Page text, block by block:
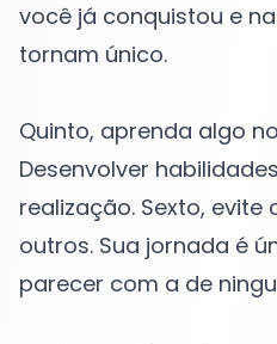
você já conquistou e
tornam único.
Quinto, aprenda algo
Desenvolver
realização. Sexto,
outros. Sua jornada é
parecer com a de